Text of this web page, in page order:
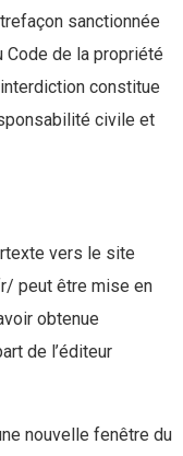
sanctionnée
de la propriété
constitue
civile et
vers le site
peut être mise en
obtenue
de l’éditeur
nouvelle fenêtre du